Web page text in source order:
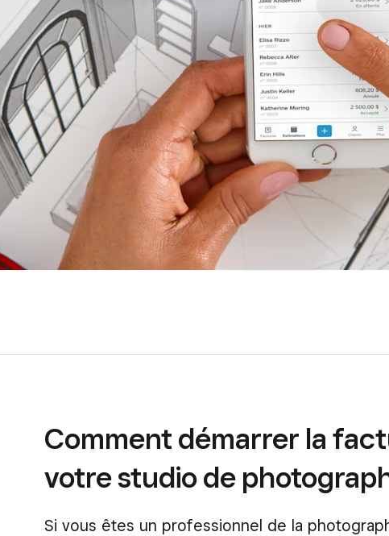
Comment démarrer la
votre studio de
Si vous êtes un professionnel de la